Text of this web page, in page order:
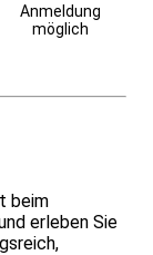
Anmeldung
möglich
beim
erleben Sie